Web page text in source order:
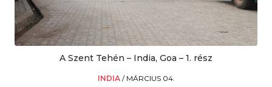
A Szent Tehén – India, Goa – 1. rész
INDIA / MÁRCIUS 04.